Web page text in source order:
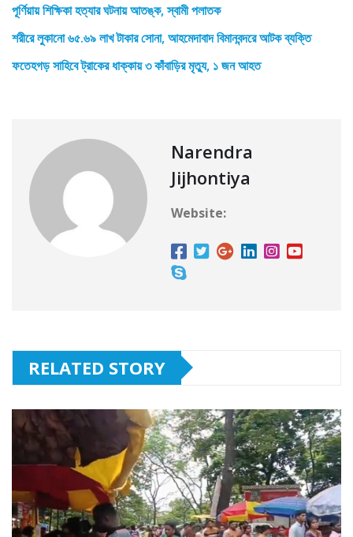
পূর্ণিয়ায় শিক্ষিকা হত্যার ঘটনায় আতঙ্ক, স্বামী পলাতক
শরীরে লুকানো ৬৫.৬৯ লাখ টাকার সোনা, আহমেদাবাদ বিমানবন্দরে আটক ব্যক্তি
ফতেহগড় সাহিবে ট্রাকের ধাক্কায় ৩ কাঁবাড়ির মৃত্যু, ১ জন আহত
Narendra
Jijhontiya
Website:
RELATED STORY